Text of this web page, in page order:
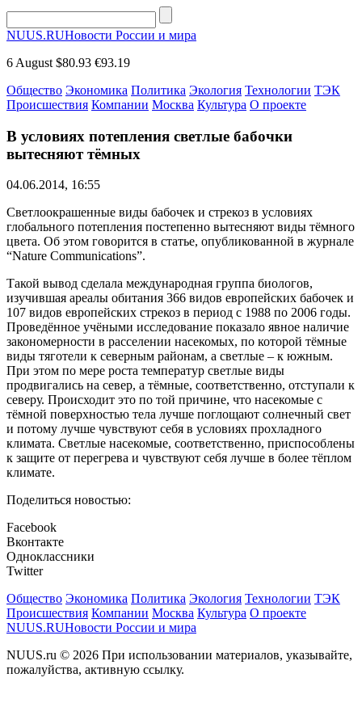
NUUS.RUНовости России и мира
6 August $80.93 €93.19
Общество Экономика Политика Экология Технологии ТЭК
Происшествия Компании Москва Культура О проекте
В условиях потепления светлые бабочки
вытесняют тёмных
04.06.2014, 16:55
Светлоокрашенные виды бабочек и стрекоз в условиях
глобального потепления постепенно вытесняют виды тёмного
цвета. Об этом говорится в статье, опубликованной в журнале
“Nature Communications”.
Такой вывод сделала международная группа биологов,
изучившая ареалы обитания 366 видов европейских бабочек и
107 видов европейских стрекоз в период с 1988 по 2006 годы.
Проведённое учёными исследование показало явное наличие
закономерности в расселении насекомых, по которой тёмные
виды тяготели к северным районам, а светлые – к южным.
При этом по мере роста температур светлые виды
продвигались на север, а тёмные, соответственно, отступали к
северу. Происходит это по той причине, что насекомые с
тёмной поверхностью тела лучше поглощают солнечный свет
и потому лучше чувствуют себя в условиях прохладного
климата. Светлые насекомые, соответственно, приспособлены
к защите от перегрева и чувствуют себя лучше в более тёплом
климате.
Поделиться новостью:
Facebook
Вконтакте
Одноклассники
Twitter
Общество Экономика Политика Экология Технологии ТЭК
Происшествия Компании Москва Культура О проекте
NUUS.RUНовости России и мира
NUUS.ru © 2026 При использовании материалов, указывайте,
пожалуйства, активную ссылку.